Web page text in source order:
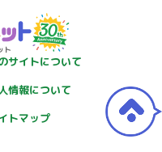
サイトについて
情報について
トマップ